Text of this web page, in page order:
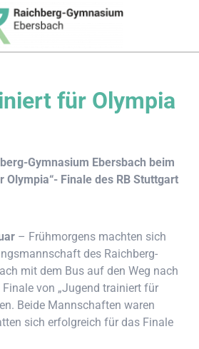
für Olym­pia
Gym­na­si­um Ebers­bach beim
Olym­pia“- Fina­le des RB Stuttgart
– Früh­mor­gens mach­ten sich
des Raich­berg-
mit dem Bus auf den Weg nach
von „Jugend trai­niert für
Bei­de Mann­schaf­ten waren
sich erfolg­reich für das Fina­le